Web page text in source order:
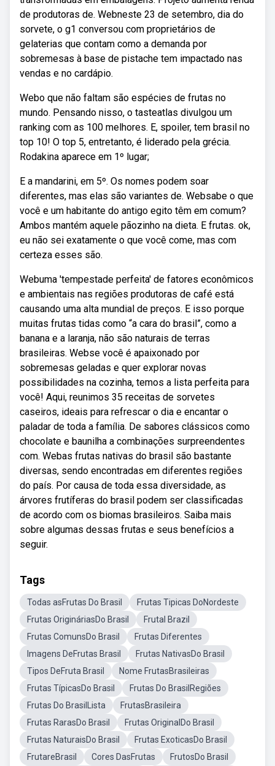
de produtoras de. Webneste 23 de setembro, dia do
sorvete, o g1 conversou com proprietários de
gelaterias que contam como a demanda por
sobremesas à base de pistache tem impactado nas
vendas e no cardápio.
Webo que não faltam são espécies de frutas no
mundo. Pensando nisso, o tasteatlas divulgou um
ranking com as 100 melhores. E, spoiler, tem brasil no
top 10! O top 5, entretanto, é liderado pela grécia.
Rodakina aparece em 1º lugar;
E a mandarini, em 5º. Os nomes podem soar
diferentes, mas elas são variantes de. Websabe o que
você e um habitante do antigo egito têm em comum?
Ambos mantém aquele pãozinho na dieta. E frutas. ok,
eu não sei exatamente o que você come, mas com
certeza esses são.
Webuma 'tempestade perfeita' de fatores econômicos
e ambientais nas regiões produtoras de café está
causando uma alta mundial de preços. E isso porque
muitas frutas tidas como “a cara do brasil”, como a
banana e a laranja, não são naturais de terras
brasileiras. Webse você é apaixonado por
sobremesas geladas e quer explorar novas
possibilidades na cozinha, temos a lista perfeita para
você! Aqui, reunimos 35 receitas de sorvetes
caseiros, ideais para refrescar o dia e encantar o
paladar de toda a família. De sabores clássicos como
chocolate e baunilha a combinações surpreendentes
com. Webas frutas nativas do brasil são bastante
diversas, sendo encontradas em diferentes regiões
do país. Por causa de toda essa diversidade, as
árvores frutíferas do brasil podem ser classificadas
de acordo com os biomas brasileiros. Saiba mais
sobre algumas dessas frutas e seus benefícios a
seguir.
Tags
Todas asFrutas Do Brasil
Frutas Tipicas DoNordeste
Frutas OrigináriasDo Brasil
Frutal Brazil
Frutas ComunsDo Brasil
Frutas Diferentes
Imagens DeFrutas Brasil
Frutas NativasDo Brasil
Tipos DeFruta Brasil
Nome FrutasBrasileiras
Frutas TípicasDo Brasil
Frutas Do BrasilRegiões
Frutas Do BrasilLista
FrutasBrasileira
Frutas RarasDo Brasil
Frutas OriginalDo Brasil
Frutas NaturaisDo Brasil
Frutas ExoticasDo Brasil
FrutareBrasil
Cores DasFrutas
FrutosDo Brasil